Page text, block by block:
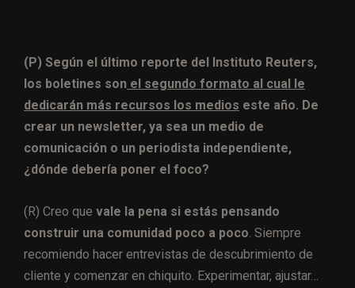
(P) Según el último reporte del Instituto Reuters,
los boletines son el segundo formato al cual le
dedicarán más recursos los medios este año. De
crear un newsletter, ya sea un medio de
comunicación o un periodista independiente,
¿dónde debería poner el foco?
(R) Creo que vale la pena si estás pensando
construir una comunidad poco a poco. Siempre
recomiendo hacer entrevistas de descubrimiento de
cliente y comenzar en chiquito. Experimentar, ajustar…